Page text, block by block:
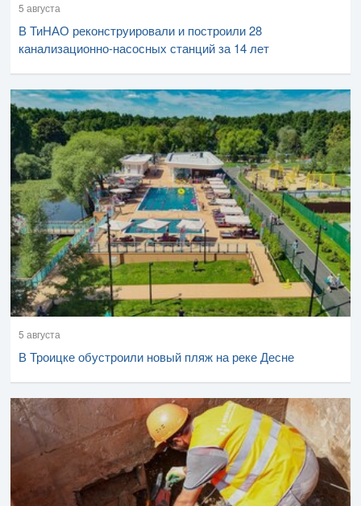
5 августа
В ТиНАО реконструировали и построили 28
канализационно-насосных станций за 14 лет
5 августа
В Троицке обустроили новый пляж на реке Десне